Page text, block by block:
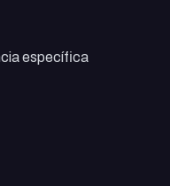
específica